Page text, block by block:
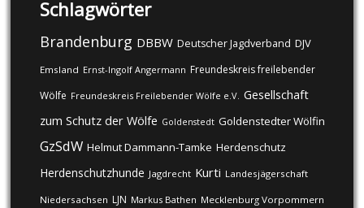
Schlagwörter
Brandenburg DBBW Deutscher Jagdverband DJV
Emsland Ernst-Ingolf Angermann Freundeskreis freilebender
Wölfe Freundeskreis Freilebender Wölfe e.V. Gesellschaft
zum Schutz der Wölfe Goldenstedt Goldenstedter Wölfin
GzSdW Helmut Dammann-Tamke Herdenschutz
Herdenschutzhunde Jagdrecht Kurti Landesjägerschaft
Niedersachsen LJN Markus Bathen Mecklenburg Vorpommern